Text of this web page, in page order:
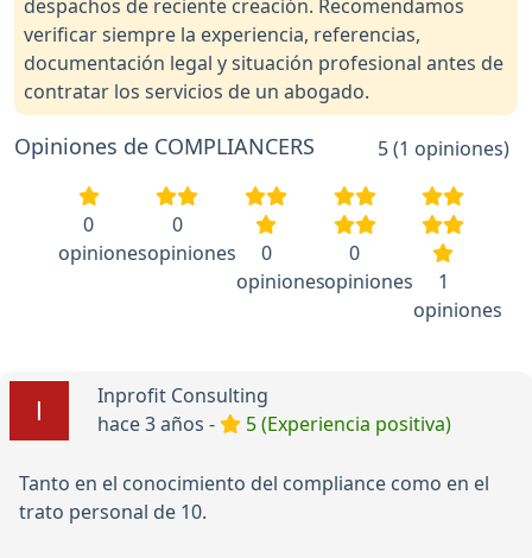
despachos de reciente creación. Recomendamos
verificar siempre la experiencia, referencias,
documentación legal y situación profesional antes de
contratar los servicios de un abogado.
Opiniones de COMPLIANCERS 5 (1 opiniones)
0
opiniones
0
opiniones
0
opiniones
0
opiniones
1
opiniones
Inprofit Consulting
hace 3 años -
5 (Experiencia positiva)
Tanto en el conocimiento del compliance como en el
trato personal de 10.